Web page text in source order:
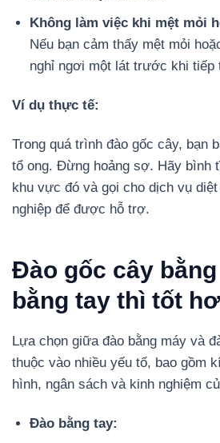
Không làm việc khi mệt mỏi
Nếu bạn cảm thấy mệt mỏi
nghỉ ngơi một lát trước khi tiếp
Ví dụ thực tế:
Trong quá trình đào gốc cây, bạn
tổ ong. Đừng hoảng sợ. Hãy bình
khu vực đó và gọi cho dịch vụ
nghiệp để được hỗ trợ.
Đào gốc cây
bằng tay thì tốt
Lựa chọn giữa đào bằng máy và
thuộc vào nhiều yếu tố, bao gồm
hình, ngân sách và kinh nghiệm
Đào bằng tay: